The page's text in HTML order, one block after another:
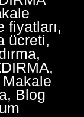
fiyatları,
ücreti,
Makale
Blog